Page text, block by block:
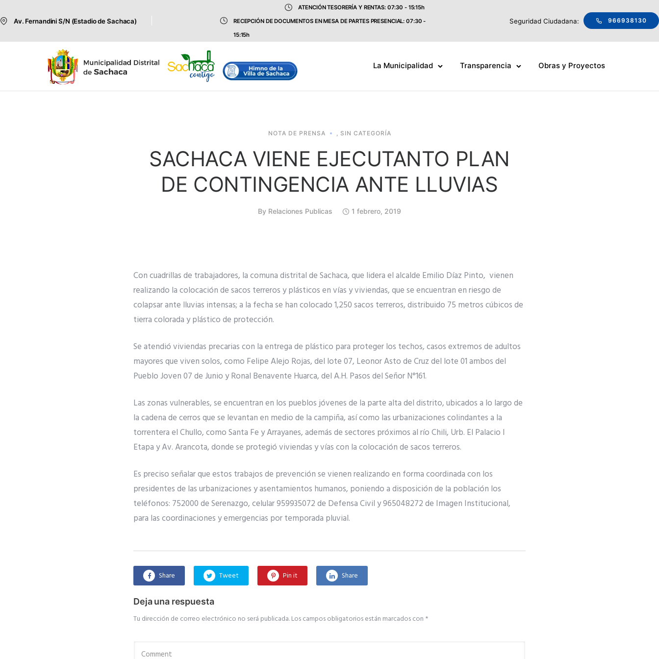
Av. Fernandini S/N (Estadio de Sachaca)
ATENCIÓN TESORERÍA Y RENTAS: 07:30 - 15:15h
RECEPCIÓN DE DOCUMENTOS EN MESA DE PARTES PRESENCIAL: 07:30 -
15:15h
Seguridad Ciudadana: 966938130
La Municipalidad Transparencia Obras y Proyectos
NOTA DE PRENSA SIN CATEGORÍA
SACHACA VIENE EJECUTANTO PLAN
DE CONTINGENCIA ANTE LLUVIAS
By Relaciones Publicas 1 febrero, 2019
Con cuadrillas de trabajadores, la comuna distrital de Sachaca, que lidera el alcalde Emilio Díaz Pinto, vienen
realizando la colocación de sacos terreros y plásticos en vías y viviendas, que se encuentran en riesgo de
colapsar ante lluvias intensas; a la fecha se han colocado 1,250 sacos terreros, distribuido 75 metros cúbicos de
tierra colorada y plástico de protección.
Se atendió viviendas precarias con la entrega de plástico para proteger los techos, casos extremos de adultos
mayores que viven solos, como Felipe Alejo Rojas, del lote 07, Leonor Asto de Cruz del lote 01 ambos del
Pueblo Joven 07 de Junio y Ronal Benavente Huarca, del A.H. Pasos del Señor N°161.
Las zonas vulnerables, se encuentran en los pueblos jóvenes de la parte alta del distrito, ubicados a lo largo de
la cadena de cerros que se levantan en medio de la campiña, así como las urbanizaciones colindantes a la
torrentera el Chullo, como Santa Fe y Arrayanes, además de sectores próximos al río Chili, Urb. El Palacio I
Etapa y Av. Arancota, donde se protegió viviendas y vías con la colocación de sacos terreros.
Es preciso señalar que estos trabajos de prevención se vienen realizando en forma coordinada con los
presidentes de las urbanizaciones y asentamientos humanos, poniendo a disposición de la población los
teléfonos: 752000 de Serenazgo, celular 959935072 de Defensa Civil y 965048272 de Imagen Institucional,
para las coordinaciones y emergencias por temporada pluvial.
Share Tweet Pin it Share
Deja una respuesta
Tu dirección de correo electrónico no será publicada.Los campos obligatorios están marcados con *